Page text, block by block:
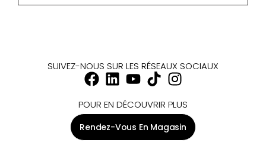
SUIVEZ-NOUS SUR LES RÉSEAUX SOCIAUX
POUR EN DÉCOUVRIR PLUS
Rendez-Vous En Magasin